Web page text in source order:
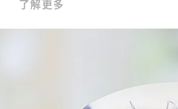
了解更多